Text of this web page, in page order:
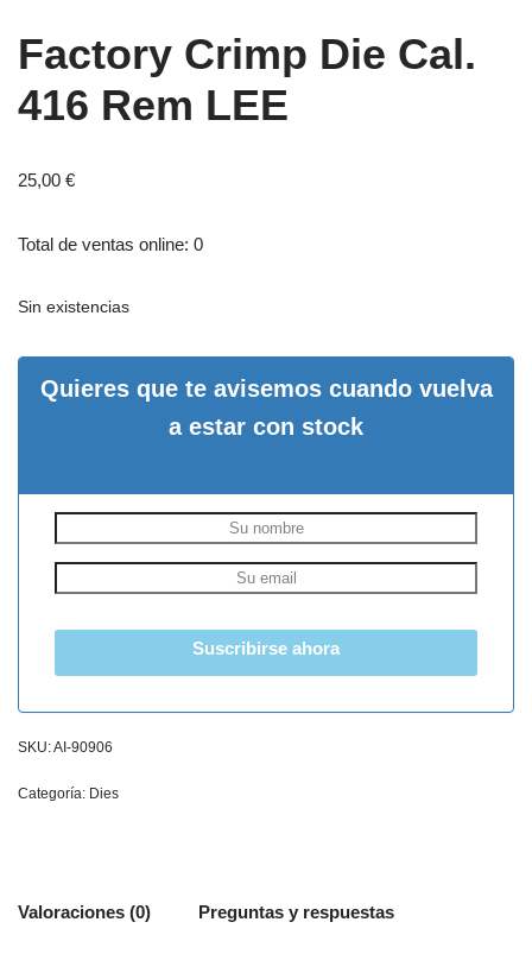
Factory Crimp Die Cal.
416 Rem LEE
25,00 €
Total de ventas online: 0
Sin existencias
Quieres que te avisemos cuando vuelva
a estar con stock
Suscribirse ahora
SKU:AI-90906
Categoría: Dies
Valoraciones (0) Preguntas y respuestas